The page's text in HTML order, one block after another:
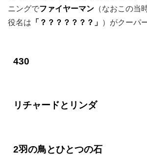
ニングでファイヤーマン （なおこの当
役名は 「？？？？？？？」 ）がクーパ
430
リチャードとリンダ
2羽の鳥とひとつの石